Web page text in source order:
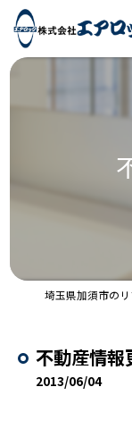
不動産情報
2013/06/04